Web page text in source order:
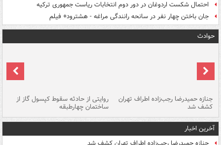
احتمال شکست اردوغان در دور دوم انتخابات ریاست جمهوری ترکیه
جان باختن چهار نفر در سانحه رانندگی مراغه - هشترود+ فیلم
حوادث
جنازه حمیدرضا رجب‌زاده اطراف تهران
کشف شد
روایتی از حادثه سقوط کپسول گاز از
ساختمان چهارطبقه
آخرین اخبار